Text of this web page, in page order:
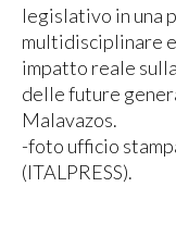
legislativo in una
multidisciplinare
impatto reale
delle future
Malavazos.
-foto ufficio
(ITALPRESS).